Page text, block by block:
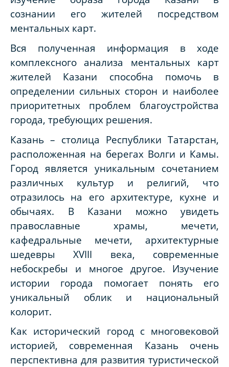
сознании его жителей посредством
ментальных карт.
Вся полученная информация в ходе
комплексного анализа ментальных карт
жителей Казани способна помочь в
определении сильных сторон и наиболее
приоритетных проблем благоустройства
города, требующих решения.
Казань – столица Республики Татарстан,
расположенная на берегах Волги и Камы.
Город является уникальным сочетанием
различных культур и религий, что
отразилось на его архитектуре, кухне и
обычаях. В Казани можно увидеть
православные храмы, мечети,
кафедральные мечети, архитектурные
шедевры XVIII века, современные
небоскребы и многое другое. Изучение
истории города помогает понять его
уникальный облик и национальный
колорит.
Как исторический город с многовековой
историей, современная Казань очень
перспективна для развития туристической